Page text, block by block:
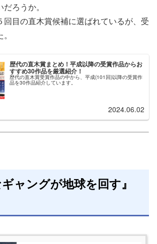
ろうか。
回目の直木賞候補に選ばれているが、受
歴代の直木賞まとめ！平成以降の受賞作品からお
すすめ30作品を厳選紹介！
歴代の直木賞受賞作品の中から、平成(101回)以降の受賞作
品を30作品紹介しています。
2024.06.02
ャングが地球を回す』